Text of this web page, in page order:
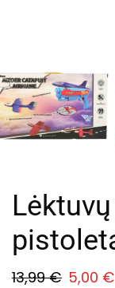
13,99€ 5,00 €